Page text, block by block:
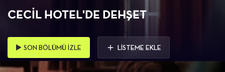
CECIL HOTEL'DE DEHŞET
SON BÖLÜMÜ İZLE LİSTEME EKLE